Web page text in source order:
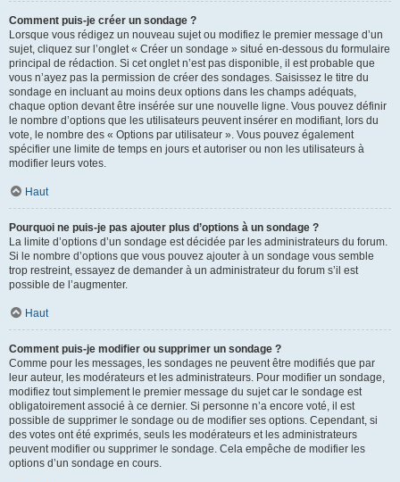
Comment puis-je créer un sondage ?
Lorsque vous rédigez un nouveau sujet ou modifiez le premier message d’un
sujet, cliquez sur l’onglet « Créer un sondage » situé en-dessous du formulaire
principal de rédaction. Si cet onglet n’est pas disponible, il est probable que
vous n’ayez pas la permission de créer des sondages. Saisissez le titre du
sondage en incluant au moins deux options dans les champs adéquats,
chaque option devant être insérée sur une nouvelle ligne. Vous pouvez définir
le nombre d’options que les utilisateurs peuvent insérer en modifiant, lors du
vote, le nombre des « Options par utilisateur ». Vous pouvez également
spécifier une limite de temps en jours et autoriser ou non les utilisateurs à
modifier leurs votes.
Haut
Pourquoi ne puis-je pas ajouter plus d’options à un sondage ?
La limite d’options d’un sondage est décidée par les administrateurs du forum.
Si le nombre d’options que vous pouvez ajouter à un sondage vous semble
trop restreint, essayez de demander à un administrateur du forum s’il est
possible de l’augmenter.
Haut
Comment puis-je modifier ou supprimer un sondage ?
Comme pour les messages, les sondages ne peuvent être modifiés que par
leur auteur, les modérateurs et les administrateurs. Pour modifier un sondage,
modifiez tout simplement le premier message du sujet car le sondage est
obligatoirement associé à ce dernier. Si personne n’a encore voté, il est
possible de supprimer le sondage ou de modifier ses options. Cependant, si
des votes ont été exprimés, seuls les modérateurs et les administrateurs
peuvent modifier ou supprimer le sondage. Cela empêche de modifier les
options d’un sondage en cours.